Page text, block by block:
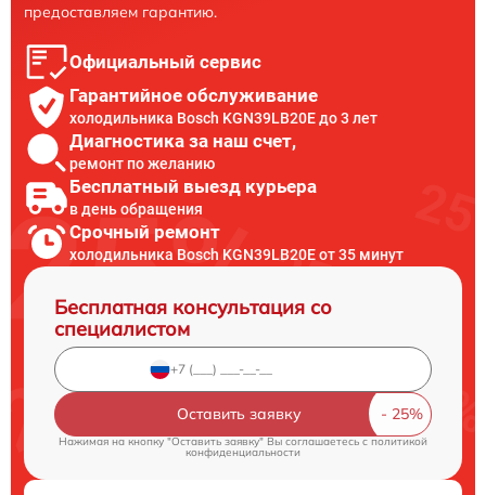
предоставляем гарантию.
Официальный сервис
Гарантийное обслуживание
холодильника Bosch KGN39LB20E до 3 лет
Диагностика за наш счет,
ремонт по желанию
Бесплатный выезд курьера
в день обращения
Срочный ремонт
холодильника Bosch KGN39LB20E от 35 минут
Бесплатная консультация со
специалистом
Оставить заявку
Нажимая на кнопку "Оставить заявку" Вы соглашаетесь cполитикой
конфиденциальности